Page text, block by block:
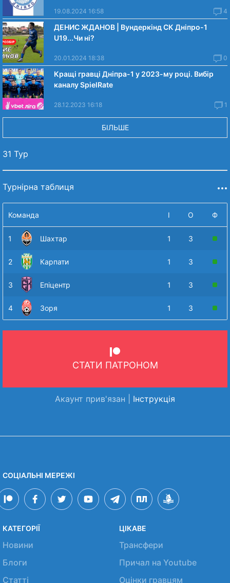
19.08.2024 16:58 4
ДЕНИС ЖДАНОВ | Вундеркінд СК Дніпро-1
U19...Чи нi?
20.01.2024 18:38 0
Кращі гравці Дніпра-1 у 2023-му році. Вибiр
каналу SpielRate
28.12.2023 16:18 1
БІЛЬШЕ
31 Тур
Турнірна таблиця
Команда І О Ф
1 Шахтар 1 3
2 Карпати 1 3
3 Епіцентр 1 3
4 Зоря 1 3
СТАТИ ПАТРОНОМ
Акаунт прив'язан | Інструкція
СОЦІАЛЬНІ МЕРЕЖІ
КАТЕГОРІЇ
Новини
Блоги
Статті
ЦІКАВЕ
Трансфери
Причал на Youtube
Оцінки гравцям